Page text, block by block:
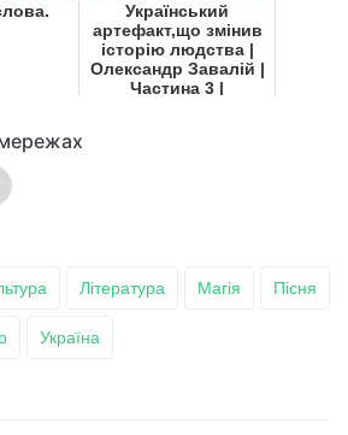
Український
артефакт,що змінив
історію людства |
Олександр Завалій |
Частина 3 |
Література Магія Пісня
Україна